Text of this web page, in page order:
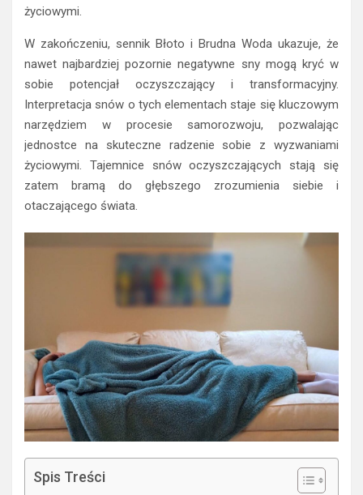
życiowymi.
W zakończeniu, sennik Błoto i Brudna Woda ukazuje, że
nawet najbardziej pozornie negatywne sny mogą kryć w
sobie potencjał oczyszczający i transformacyjny.
Interpretacja snów o tych elementach staje się kluczowym
narzędziem w procesie samorozwoju, pozwalając
jednostce na skuteczne radzenie sobie z wyzwaniami
życiowymi. Tajemnice snów oczyszczających stają się
zatem bramą do głębszego zrozumienia siebie i
otaczającego świata.
Spis Treści